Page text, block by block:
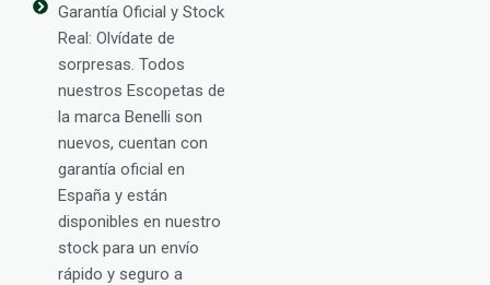
Garantía Oficial y Stock
Real: Olvídate de
sorpresas. Todos
nuestros Escopetas de
la marca Benelli son
nuevos, cuentan con
garantía oficial en
España y están
disponibles en nuestro
stock para un envío
rápido y seguro a